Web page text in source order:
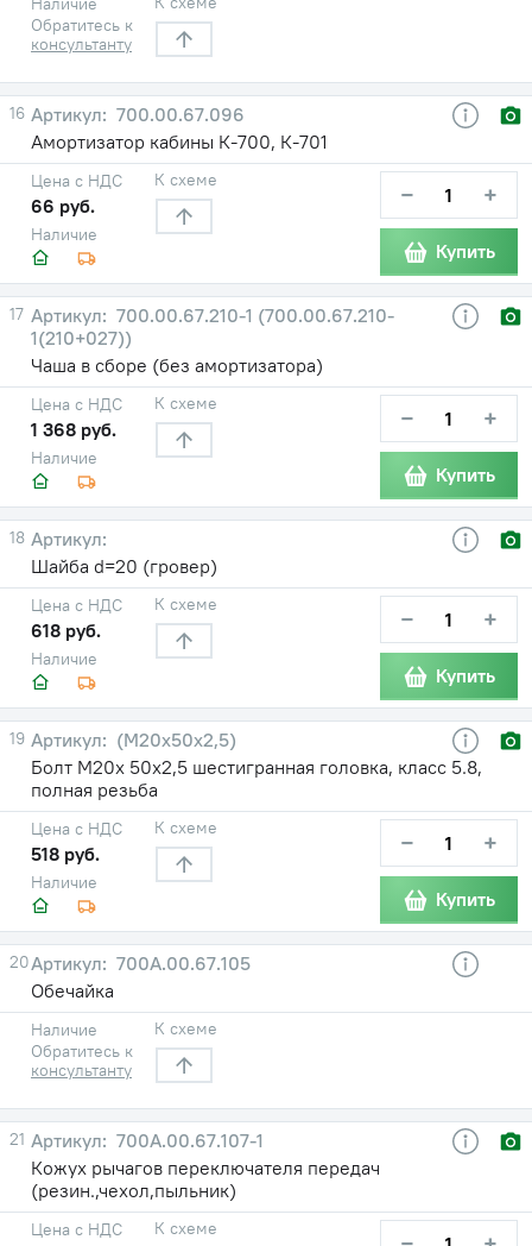
Обратитесь к
консультанту
16
700.00.67.096
Амортизатор кабины К-700, К-701
Наличие
Цена с НДС
66 руб.
К схеме − +
Купить
17
700.00.67.210-1 (700.00.67.210-
1(210+027))
Чаша в сборе (без амортизатора)
Наличие
Цена с НДС
1 368 руб.
К схеме − +
Купить
18
Шайба d=20 (гровер)
Наличие
Цена с НДС
618 руб.
К схеме − +
Купить
19
(М20х50х2,5)
Болт М20х 50х2,5 шестигранная головка, класс 5.8,
полная резьба
Наличие
Цена с НДС
518 руб.
К схеме − +
Купить
20
700А.00.67.105
Обечайка
Наличие
Обратитесь к
консультанту
К схеме
21
700А.00.67.107-1
Кожух рычагов переключателя передач
(резин.,чехол,пыльник)
Цена с НДС К схеме